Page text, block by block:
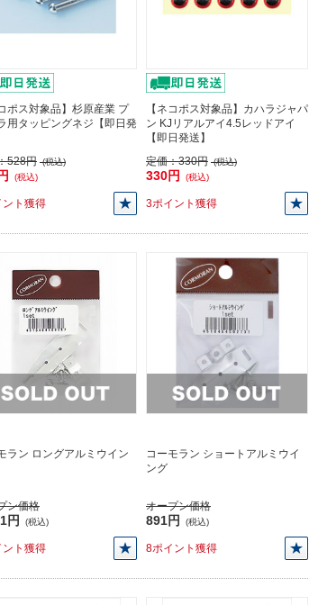
ポス対象品】杉原産業 プ
用タッピングネジ【即日発
528円 (税込)
(税込)
ント獲得
【ネコポス対象品】カハラジャパ
ン KJリアルアイ4.5レッドアイ
【即日発送】
定価：330円 (税込)
330円 (税込)
3ポイント獲得
ラン ロングアルミウイン
ン価格
円 (税込)
ント獲得
コーモラン ショートアルミウイ
ング
オープン価格
891円 (税込)
8ポイント獲得